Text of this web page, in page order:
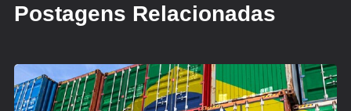
Postagens Relacionadas